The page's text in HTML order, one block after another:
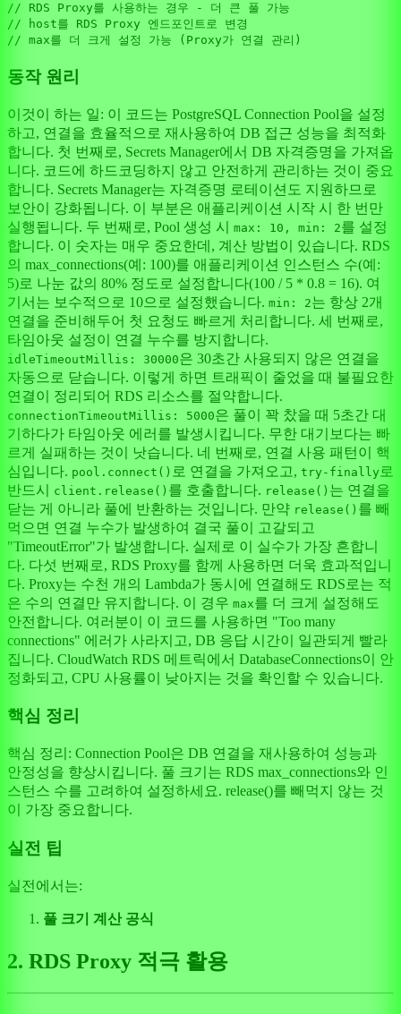
// RDS Proxy를 사용하는 경우 - 더 큰 풀 가능
// host를 RDS Proxy 엔드포인트로 변경
// max를 더 크게 설정 가능 (Proxy가 연결 관리)
동작 원리
이것이 하는 일: 이 코드는 PostgreSQL Connection Pool을 설정
하고, 연결을 효율적으로 재사용하여 DB 접근 성능을 최적화
합니다. 첫 번째로, Secrets Manager에서 DB 자격증명을 가져옵
니다. 코드에 하드코딩하지 않고 안전하게 관리하는 것이 중요
합니다. Secrets Manager는 자격증명 로테이션도 지원하므로
보안이 강화됩니다. 이 부분은 애플리케이션 시작 시 한 번만
실행됩니다. 두 번째로, Pool 생성 시 max: 10, min: 2를 설정
합니다. 이 숫자는 매우 중요한데, 계산 방법이 있습니다. RDS
의 max_connections(예: 100)를 애플리케이션 인스턴스 수(예:
5)로 나눈 값의 80% 정도로 설정합니다(100 / 5 * 0.8 = 16). 여
기서는 보수적으로 10으로 설정했습니다. min: 2는 항상 2개
연결을 준비해두어 첫 요청도 빠르게 처리합니다. 세 번째로,
타임아웃 설정이 연결 누수를 방지합니다.
idleTimeoutMillis: 30000은 30초간 사용되지 않은 연결을
자동으로 닫습니다. 이렇게 하면 트래픽이 줄었을 때 불필요한
연결이 정리되어 RDS 리소스를 절약합니다.
connectionTimeoutMillis: 5000은 풀이 꽉 찼을 때 5초간 대
기하다가 타임아웃 에러를 발생시킵니다. 무한 대기보다는 빠
르게 실패하는 것이 낫습니다. 네 번째로, 연결 사용 패턴이 핵
심입니다. pool.connect() 로 연결을 가져오고, try-finally 로
반드시
client.release() 를 호출합니다. release() 는 연결을
닫는 게 아니라 풀에 반환하는 것입니다. 만약 release() 를 빼
먹으면 연결 누수가 발생하여 결국 풀이 고갈되고
"TimeoutError"가 발생합니다. 실제로 이 실수가 가장 흔합니
다. 다섯 번째로, RDS Proxy를 함께 사용하면 더욱 효과적입니
다. Proxy는 수천 개의 Lambda가 동시에 연결해도 RDS로는 적
은 수의 연결만 유지합니다. 이 경우 max를 더 크게 설정해도
안전합니다. 여러분이 이 코드를 사용하면 "Too many
connections" 에러가 사라지고, DB 응답 시간이 일관되게 빨라
집니다. CloudWatch RDS 메트릭에서 DatabaseConnections이 안
정화되고, CPU 사용률이 낮아지는 것을 확인할 수 있습니다.
핵심 정리
핵심 정리: Connection Pool은 DB 연결을 재사용하여 성능과
안정성을 향상시킵니다. 풀 크기는 RDS max_connections와 인
스턴스 수를 고려하여 설정하세요. release()를 빼먹지 않는 것
이 가장 중요합니다.
실전 팁
실전에서는:
풀 크기 계산 공식
2. RDS Proxy 적극 활용